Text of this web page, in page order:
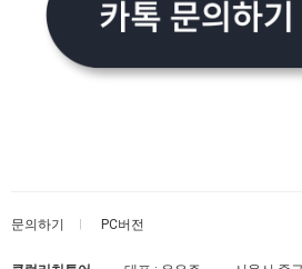
문의하기 PC버전